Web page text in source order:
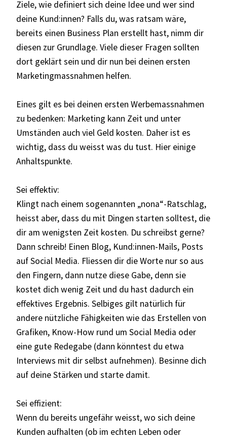
Ziele, wie definiert sich deine Idee und wer sind
deine Kund:innen? Falls du, was ratsam wäre,
bereits einen Business Plan erstellt hast, nimm dir
diesen zur Grundlage. Viele dieser Fragen sollten
dort geklärt sein und dir nun bei deinen ersten
Marketingmassnahmen helfen.
Eines gilt es bei deinen ersten Werbemassnahmen
zu bedenken: Marketing kann Zeit und unter
Umständen auch viel Geld kosten. Daher ist es
wichtig, dass du weisst was du tust. Hier einige
Anhaltspunkte.
Sei effektiv:
Klingt nach einem sogenannten „nona“-Ratschlag,
heisst aber, dass du mit Dingen starten solltest, die
dir am wenigsten Zeit kosten. Du schreibst gerne?
Dann schreib! Einen Blog, Kund:innen-Mails, Posts
auf Social Media. Fliessen dir die Worte nur so aus
den Fingern, dann nutze diese Gabe, denn sie
kostet dich wenig Zeit und du hast dadurch ein
effektives Ergebnis. Selbiges gilt natürlich für
andere nützliche Fähigkeiten wie das Erstellen von
Grafiken, Know-How rund um Social Media oder
eine gute Redegabe (dann könntest du etwa
Interviews mit dir selbst aufnehmen). Besinne dich
auf deine Stärken und starte damit.
Sei effizient:
Wenn du bereits ungefähr weisst, wo sich deine
Kunden aufhalten (ob im echten Leben oder